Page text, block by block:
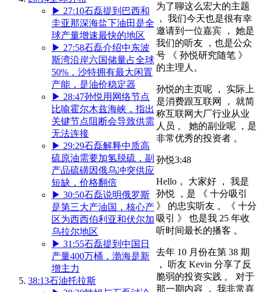
▶ 27:10石磊提到巴西和
圭亚那深海盐下油田是全
球产量增速最快的地区
▶ 27:58石磊介绍中东波
斯湾沿岸六国储量占全球
50%，沙特拥有最大闲置
产能，是油价稳定器
▶ 28:47孙悦用网络节点
比喻霍尔木兹海峡，指出
关键节点阻断会导致供需
无法连接
▶ 29:29石磊解释中质高
硫原油需要加氢脱硫，副
产品硫磺因俄乌冲突供应
短缺，价格翻倍
▶ 30:50石磊说明俄罗斯
是第三大产油国，核心产
区为西西伯利亚和伏尔加
乌拉尔地区
▶ 31:55石磊提到中国日
产量400万桶，渤海是新
增主力
38:13石油托拉斯
为了聊这么宏大的主题
， 我们今天也是很有幸
邀请到一位嘉宾 ， 她是
我们的听友 ，也是公众
号 《 孙悦研究随笔 》
的主理人。
孙悦的主页呢 ， 实际上
是消费跟互联网 ， 就简
称互联网大厂行业从业
人员 。 她的副业呢 ，是
非常优秀的投资者 。
孙悦3:48
Hello， 大家好 ， 我是
孙悦 ，是 《 十分吸引
》 的忠实听友 。《 十分
吸引 》 也是我 25 年收
听时间最长的播客 。
去年 10 月份在第 38 期
， 听友 Kevin 分享了反
脆弱的投资实践 。 对于
那一期内容 ， 我非常喜